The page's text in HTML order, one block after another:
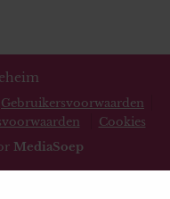
Gebruikersvoorwaarden
Cookies
MediaSoep